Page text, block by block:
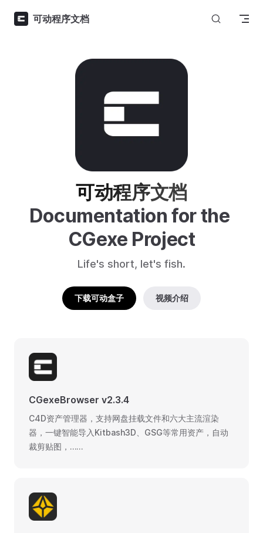
Skip to content
可动程序文档
可动程序文档
Documentation for the
CGexe Project
Life's short, let's fish.
下载可动盒子 视频介绍
CGexeBrowser v2.3.4
C4D资产管理器，支持网盘挂载文件和六大主流渲染
器，一键智能导入Kitbash3D、GSG等常用资产，自动
裁剪贴图，……